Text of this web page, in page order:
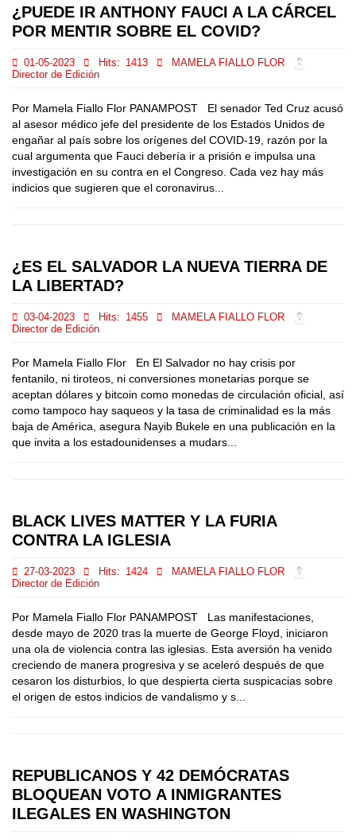
¿PUEDE IR ANTHONY FAUCI A LA CÁRCEL
POR MENTIR SOBRE EL COVID?
01-05-2023 Hits: 1413
MAMELA FIALLO FLOR
Director de Edición
Por Mamela Fiallo Flor PANAMPOST El senador Ted Cruz acusó
al asesor médico jefe del presidente de los Estados Unidos de
engañar al país sobre los orígenes del COVID-19, razón por la
cual argumenta que Fauci debería ir a prisión e impulsa una
investigación en su contra en el Congreso. Cada vez hay más
indicios que sugieren que el coronavirus...
¿ES EL SALVADOR LA NUEVA TIERRA DE
LA LIBERTAD?
03-04-2023 Hits: 1455
MAMELA FIALLO FLOR
Director de Edición
Por Mamela Fiallo Flor En El Salvador no hay crisis por
fentanilo, ni tiroteos, ni conversiones monetarias porque se
aceptan dólares y bitcoin como monedas de circulación oficial, así
como tampoco hay saqueos y la tasa de criminalidad es la más
baja de América, asegura Nayib Bukele en una publicación en la
que invita a los estadounidenses a mudars...
BLACK LIVES MATTER Y LA FURIA
CONTRA LA IGLESIA
27-03-2023 Hits: 1424
MAMELA FIALLO FLOR
Director de Edición
Por Mamela Fiallo Flor PANAMPOST Las manifestaciones,
desde mayo de 2020 tras la muerte de George Floyd, iniciaron
una ola de violencia contra las iglesias. Esta aversión ha venido
creciendo de manera progresiva y se aceleró después de que
cesaron los disturbios, lo que despierta cierta suspicacias sobre
el origen de estos indicios de vandalismo y s...
REPUBLICANOS Y 42 DEMÓCRATAS
BLOQUEAN VOTO A INMIGRANTES
ILEGALES EN WASHINGTON